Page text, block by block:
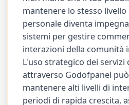
mantenere lo stesso
personale diventa
sistemi per gestire
interazioni della comunità
L'uso strategico dei
attraverso Godofpanel
mantenere alti livelli di
periodi di rapida crescita,